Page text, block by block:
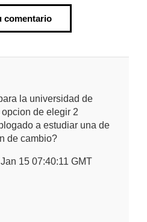
comentario
la universidad de
de elegir 2
a estudiar una de
de cambio?
15 07:40:11 GMT